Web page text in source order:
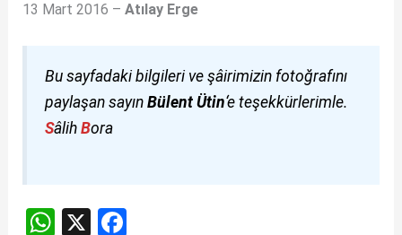
13 Mart 2016 – Atılay Erge
Bu sayfadaki bilgileri ve şâirimizin fotoğrafını
paylaşan sayın Bülent Ütin‘e teşekkürlerimle.
Sâlih Bora
W
X